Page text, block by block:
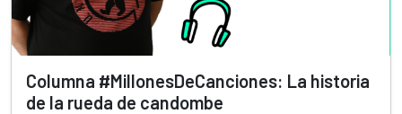
Columna #MillonesDeCanciones: La historia
de la rueda de candombe